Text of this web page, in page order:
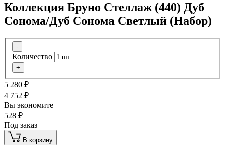
Коллекция Бруно Стеллаж (440) Дуб
Сонома/Дуб Сонома Светлый (Набор)
-
Количество
+
5 280 ₽
4 752 ₽
Вы экономите
528 ₽
Под заказ
В корзину